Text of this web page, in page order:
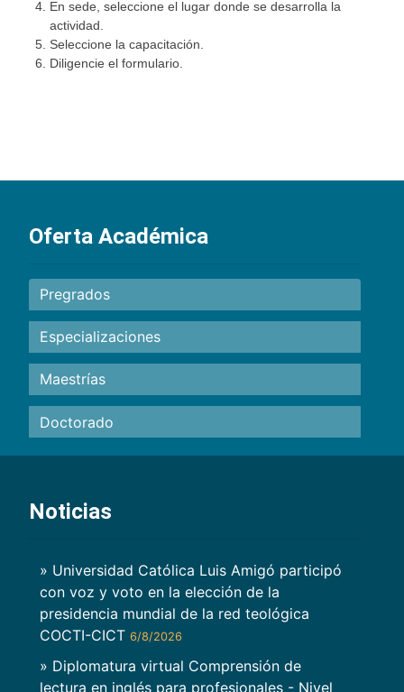
En sede, seleccione el lugar donde se desarrolla la
actividad.
Seleccione la capacitación.
Diligencie el formulario.
Oferta Académica
Pregrados
Especializaciones
Maestrías
Doctorado
Noticias
» Universidad Católica Luis Amigó participó
con voz y voto en la elección de la
presidencia mundial de la red teológica
COCTI-CICT 6/8/2026
» Diplomatura virtual Comprensión de
lectura en inglés para profesionales - Nivel